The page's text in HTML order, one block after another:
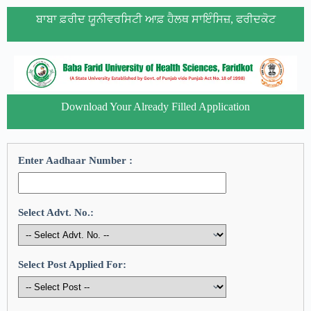
ਬਾਬਾ ਫ਼ਰੀਦ ਯੂਨੀਵਰਸਿਟੀ ਆਫ਼ ਹੈਲਥ ਸਾਇੰਸਿਜ਼, ਫਰੀਦਕੋਟ
Download Your Already Filled Application
Enter Aadhaar Number :
Select Advt. No.:
Select Post Applied For: